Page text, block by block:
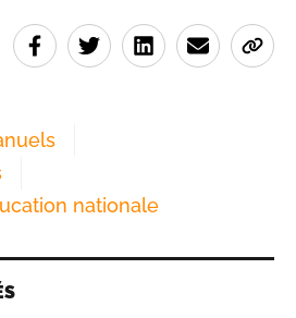
nationale